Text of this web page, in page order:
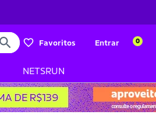
Favoritos Entrar 0
NETSRUN